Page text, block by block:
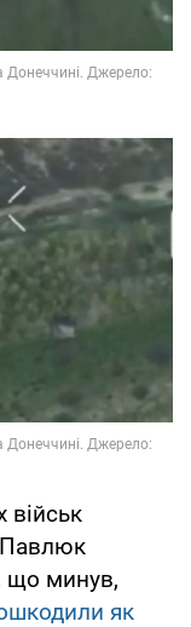
військ
Павлюк
що минув,
як